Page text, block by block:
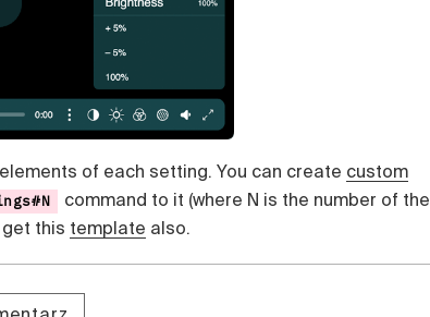
of each setting. You can create custom
command to it (where N is the number of the
get this template also.